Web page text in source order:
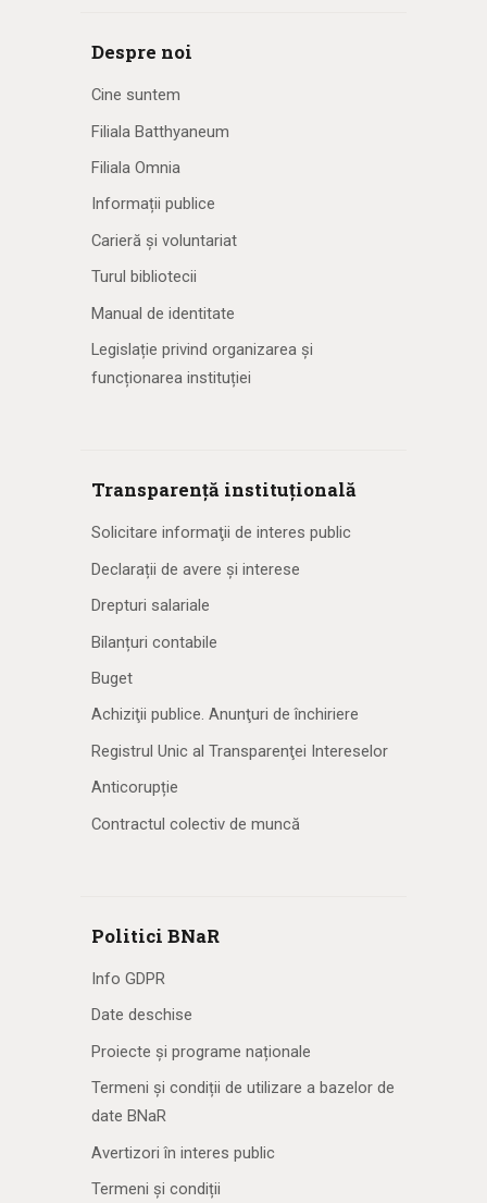
Despre noi
Cine suntem
Filiala Batthyaneum
Filiala Omnia
Informații publice
Carieră și voluntariat
Turul bibliotecii
Manual de identitate
Legislație privind organizarea și
funcționarea instituției
Transparență instituțională
Solicitare informaţii de interes public
Declarații de avere și interese
Drepturi salariale
Bilanțuri contabile
Buget
Achiziţii publice. Anunţuri de închiriere
Registrul Unic al Transparenţei Intereselor
Anticorupție
Contractul colectiv de muncă
Politici BNaR
Info GDPR
Date deschise
Proiecte și programe naționale
Termeni și condiții de utilizare a bazelor de
date BNaR
Avertizori în interes public
Termeni și condiții